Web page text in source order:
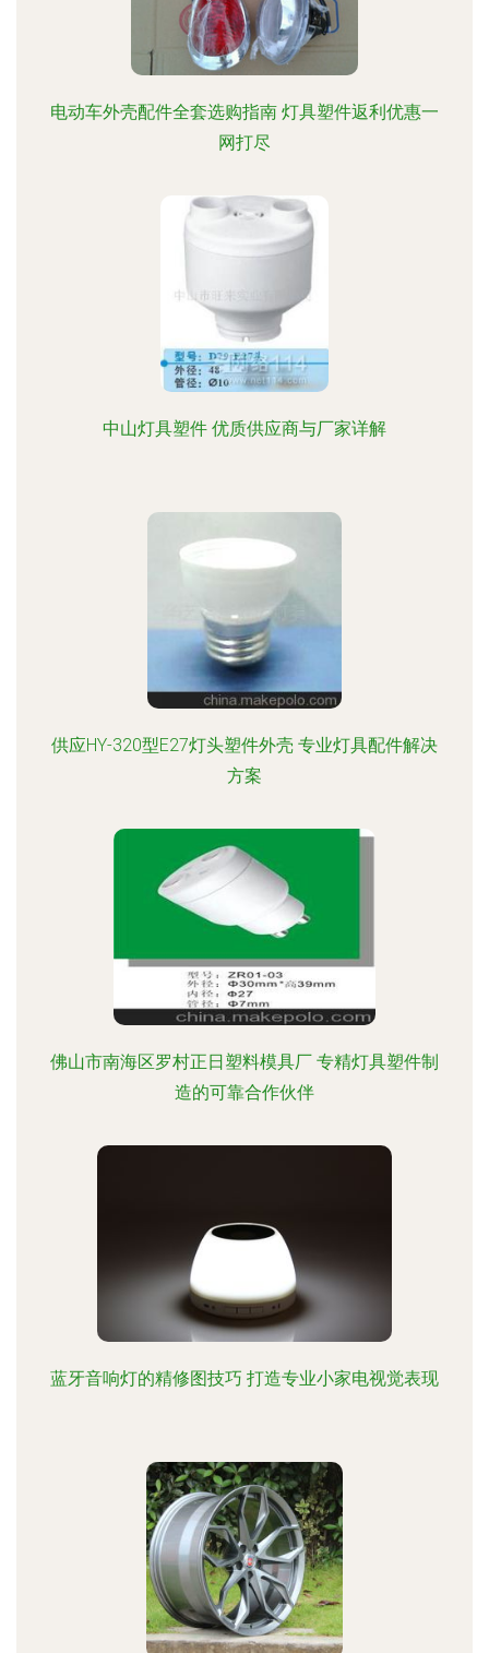
电动车外壳配件全套选购指南 灯具塑件返利优惠一
网打尽
中山灯具塑件 优质供应商与厂家详解
供应HY-320型E27灯头塑件外壳 专业灯具配件解决
方案
佛山市南海区罗村正日塑料模具厂 专精灯具塑件制
造的可靠合作伙伴
蓝牙音响灯的精修图技巧 打造专业小家电视觉表现